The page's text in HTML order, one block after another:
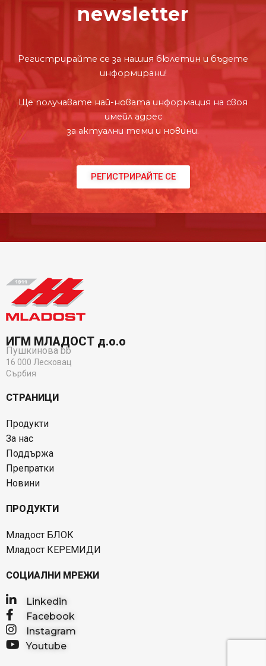
newsletter
Регистрирайте се за нашия бюлетин и бъдете
информирани!
Ще получавате най-новата информация на своя
имейл адрес
за актуални теми и новини.
РЕГИСТРИРАЙТЕ СЕ
ИГМ МЛАДОСТ д.о.о
Пушкинова bb
16 000 Лесковац
Сърбия
СТРАНИЦИ
Продукти
За нас
Поддържа
Препратки
Новини
ПРОДУКТИ
Младост БЛОК
Младост КЕРЕМИДИ
СОЦИАЛНИ МРЕЖИ
Linkedin
Facebook
Instagram
Youtube